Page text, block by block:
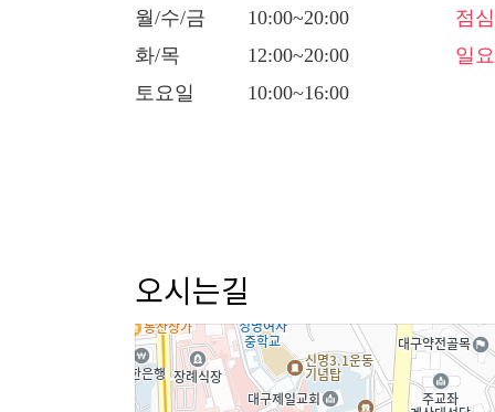
월/수/금
10:00~20:00
화/목
12:00~20:00
토요일
10:00~16:00
점
일
오시는길